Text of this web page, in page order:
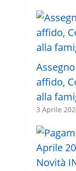
affido,
alla
3 Aprile